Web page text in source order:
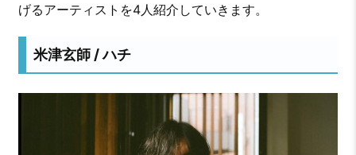
げるアーティストを4人紹介していきます。
米津玄師 / ハチ